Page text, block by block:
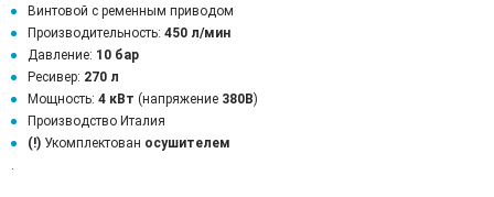
Винтовой с ременным приводом
Производительность: 450 л/мин
Давление: 10 бар
Ресивер: 270 л
Мощность: 4 кВт (напряжение 380В)
Производство Италия
(!) Укомплектован осушителем